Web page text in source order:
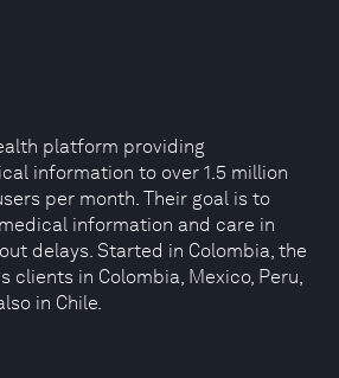
platform providing
information to over 1.5 million
per month. Their goal is to
information and care in
delays. Started in Colombia, the
clients in Colombia, Mexico, Peru,
in Chile.